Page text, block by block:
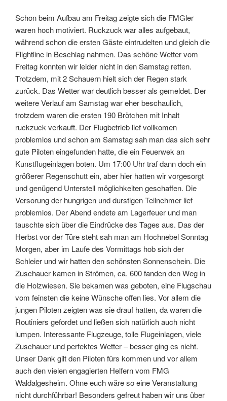
Schon beim Aufbau am Freitag zeigte sich die FMGler
waren hoch motiviert. Ruckzuck war alles aufgebaut,
während schon die ersten Gäste eintrudelten und gleich die
Flightline in Beschlag nahmen. Das schöne Wetter vom
Freitag konnten wir leider nicht in den Samstag retten.
Trotzdem, mit 2 Schauern hielt sich der Regen stark
zurück. Das Wetter war deutlich besser als gemeldet. Der
weitere Verlauf am Samstag war eher beschaulich,
trotzdem waren die ersten 190 Brötchen mit Inhalt
ruckzuck verkauft. Der Flugbetrieb lief vollkomen
problemlos und schon am Samstag sah man das sich sehr
gute Piloten eingefunden hatte, die ein Feuerwek an
Kunstflugeinlagen boten. Um 17:00 Uhr traf dann doch ein
größerer Regenschutt ein, aber hier hatten wir vorgesorgt
und genügend Unterstell möglichkeiten geschaffen. Die
Versorung der hungrigen und durstigen Teilnehmer lief
problemlos. Der Abend endete am Lagerfeuer und man
tauschte sich über die Eindrücke des Tages aus. Das der
Herbst vor der Türe steht sah man am Hochnebel Sonntag
Morgen, aber im Laufe des Vormittags hob sich der
Schleier und wir hatten den schönsten Sonnenschein. Die
Zuschauer kamen in Strömen, ca. 600 fanden den Weg in
die Holzwiesen. Sie bekamen was geboten, eine Flugschau
vom feinsten die keine Wünsche offen lies. Vor allem die
jungen Piloten zeigten was sie drauf hatten, da waren die
Routiniers gefordet und ließen sich natürlich auch nicht
lumpen. Interessante Flugzeuge, tolle Flugeinlagen, viele
Zuschauer und perfektes Wetter – besser ging es nicht.
Unser Dank gilt den Piloten fürs kommen und vor allem
auch den vielen engagierten Helfern vom FMG
Waldalgesheim. Ohne euch wäre so eine Veranstaltung
nicht durchführbar! Besonders gefreut haben wir uns über